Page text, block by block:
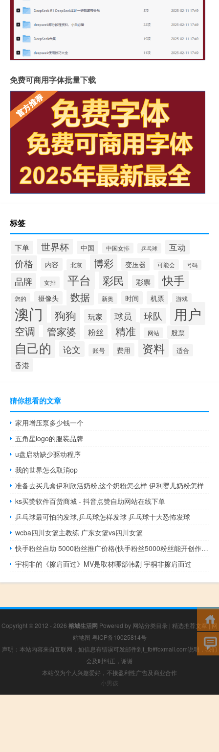
免费可商用字体批量下载
标签
下单 世界杯 中国 中国女排 乒乓球 互动
价格 内容 北京 博彩 变压器 可能会 号码
品牌 女排 平台 彩民 彩票 快手
您的 摄像头 数据 新奥 时间 机票 游戏
澳门 狗狗 玩家 球员 球队 用户
空调 管家婆 粉丝 精准 网站 股票
自己的 论文 账号 费用 资料 适合
香港
猜你想看的文章
家用增压泵多少钱一个
五角星logo的服装品牌
u盘启动缺少驱动程序
我的世界怎么取消op
准备去买几盒伊利欣活奶粉,这个奶粉怎么样 伊利婴儿奶粉怎样
ks买赞软件百货商城 - 抖音点赞自助网站在线下单
乒乓球最可怕的发球,乒乓球怎样发球 乒乓球十大恐怖发球
wcba四川女篮主教练 广东女篮vs四川女篮
快手粉丝自助 5000粉丝推广价格(快手粉丝5000粉丝能开创作者)
宇桐非的《擦肩而过》MV是取材哪部韩剧 宇桐非擦肩而过
Copyright © 2012 - 2026 榕城生活网 Powered by 网站分类目录 | 精选推荐文章|网
站地图 粤ICP备10025814号
声明：本站内容来自互联网，如信息有错误可发邮件到f_fb#foxmail.com说明，我们
会及时纠正，谢谢
本站仅为个人兴趣爱好，不接盈利性广告及商业合作
小男孩